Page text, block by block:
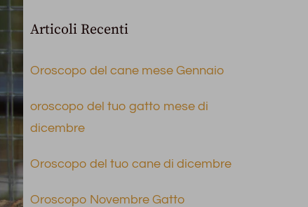
Articoli Recenti
Oroscopo del cane mese Gennaio
oroscopo del tuo gatto mese di
dicembre
Oroscopo del tuo cane di dicembre
Oroscopo Novembre Gatto